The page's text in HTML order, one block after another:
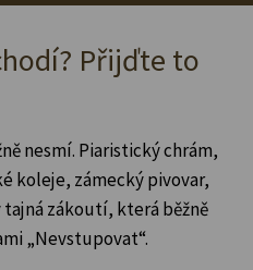
Přijďte to
nesmí. Piaristický chrám,
koleje, zámecký pivovar,
zákoutí, která běžně
„Nevstupovat“.